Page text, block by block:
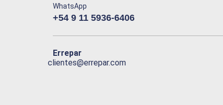
WhatsApp
+54 9 11 5936-6406
Errepar
clientes@errepar.com